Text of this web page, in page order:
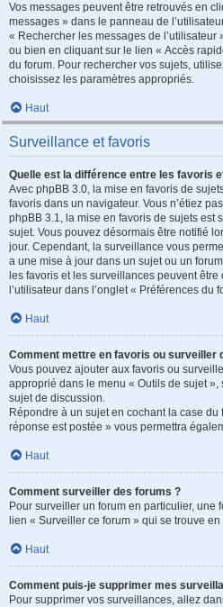
Vos messages peuvent être retrouvés en
messages » dans le panneau de
« Rechercher les messages de l’utilisateur
ou bien en cliquant sur le lien « Accès
du forum. Pour rechercher vos sujets,
choisissez les paramètres appropriés.
Haut
Surveillance et favoris
Quelle est la différence entre les favoris
Avec phpBB 3.0, la mise en favoris de
favoris dans un navigateur. Vous n’étiez
phpBB 3.1, la mise en favoris de sujets est
sujet. Vous pouvez désormais être notifié
jour. Cependant, la surveillance vous
a une mise à jour dans un sujet ou un
les favoris et les surveillances peuvent
l’utilisateur dans l’onglet « Préférences du
Haut
Comment mettre en favoris ou surveiller
Vous pouvez ajouter aux favoris ou
approprié dans le menu « Outils de sujet
sujet de discussion.
Répondre à un sujet en cochant la case du
réponse est postée » vous permettra
Haut
Comment surveiller des forums ?
Pour surveiller un forum en particulier, une
lien « Surveiller ce forum » qui se trouve
Haut
Comment puis-je supprimer mes
Pour supprimer vos surveillances, allez